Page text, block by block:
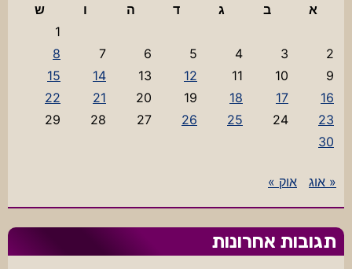
א
ב ג ד ה ו
ש
1
2
3
4
5
6
7
8
9
10
11
12
13
14
15
16
17
18
19
20
21
22
23
24
25
26
27
28
29
30
« אוג אוק »
תגובות אחרונות